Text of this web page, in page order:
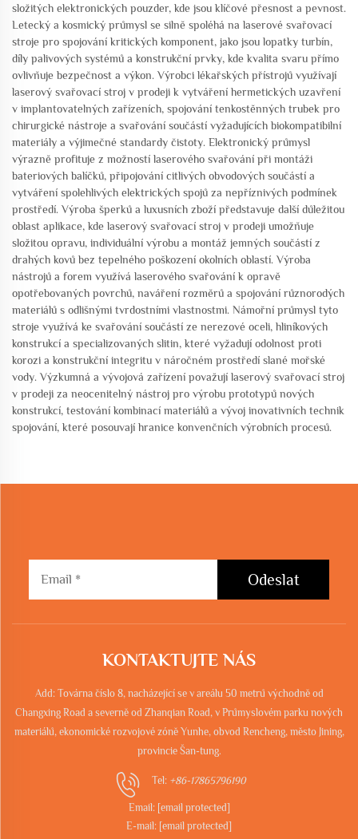
složitých elektronických pouzder, kde jsou klíčové přesnost a pevnost.
Letecký a kosmický průmysl se silně spoléhá na laserové svařovací
stroje pro spojování kritických komponent, jako jsou lopatky turbín,
díly palivových systémů a konstrukční prvky, kde kvalita svaru přímo
ovlivňuje bezpečnost a výkon. Výrobci lékařských přístrojů využívají
laserový svařovací stroj v prodeji k vytváření hermetických uzavření
v implantovatelných zařízeních, spojování tenkostěnných trubek pro
chirurgické nástroje a svařování součástí vyžadujících biokompatibilní
materiály a výjimečné standardy čistoty. Elektronický průmysl
výrazně profituje z možností laserového svařování při montáži
bateriových balíčků, připojování citlivých obvodových součástí a
vytváření spolehlivých elektrických spojů za nepříznivých podmínek
prostředí. Výroba šperků a luxusních zboží představuje další důležitou
oblast aplikace, kde laserový svařovací stroj v prodeji umožňuje
složitou opravu, individuální výrobu a montáž jemných součástí z
drahých kovů bez tepelného poškození okolních oblastí. Výroba
nástrojů a forem využívá laserového svařování k opravě
opotřebovaných povrchů, naváření rozměrů a spojování různorodých
materiálů s odlišnými tvrdostními vlastnostmi. Námořní průmysl tyto
stroje využívá ke svařování součástí ze nerezové oceli, hliníkových
konstrukcí a specializovaných slitin, které vyžadují odolnost proti
korozi a konstrukční integritu v náročném prostředí slané mořské
vody. Výzkumná a vývojová zařízení považují laserový svařovací stroj
v prodeji za neocenitelný nástroj pro výrobu prototypů nových
konstrukcí, testování kombinací materiálů a vývoj inovativních technik
spojování, které posouvají hranice konvenčních výrobních procesů.
Odeslat
KONTAKTUJTE NÁS
Add: Továrna číslo 8, nacházející se v areálu 50 metrů východně od
Changxing Road a severně od Zhanqian Road, v Průmyslovém parku nových
materiálů, ekonomické rozvojové zóně Yunhe, obvod Rencheng, město Jining,
provincie Šan-tung.
Tel: +86-17865796190
Email: [email protected]
E-mail: [email protected]